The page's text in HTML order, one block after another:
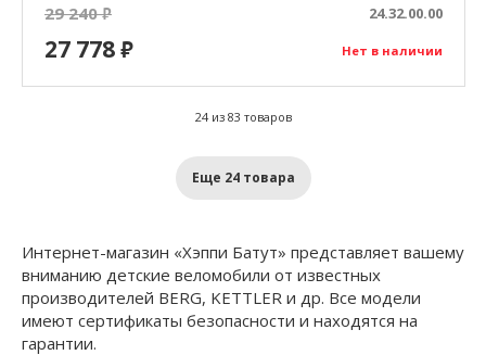
29 240₽ 24.32.00.00
Нет в наличии
27 778₽
24 из 83 товаров
Еще 24 товара
Интернет-магазин «Хэппи Батут» представляет вашему
вниманию детские веломобили от известных
производителей BERG, KETTLER и др. Все модели
имеют сертификаты безопасности и находятся на
гарантии.